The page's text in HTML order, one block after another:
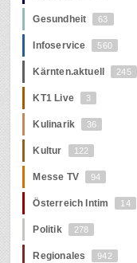
Gesundheit 63
Infoservice 560
Kärnten.aktuell 245
KT1 Live 3
Kulinarik 36
Kultur 122
Messe TV 94
Österreich Intim 14
Politik 278
Regionales 942